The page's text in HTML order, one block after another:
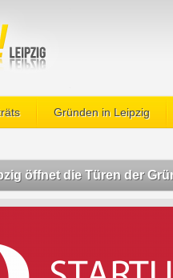
Gründen in Leipzig
öffnet die Türen der